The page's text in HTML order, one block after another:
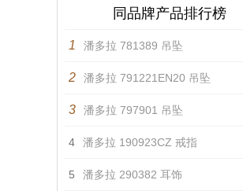
同品牌产品排行榜
1 潘多拉 781389 吊坠
2 潘多拉 791221EN20 吊坠
3 潘多拉 797901 吊坠
4 潘多拉 190923CZ 戒指
5 潘多拉 290382 耳饰